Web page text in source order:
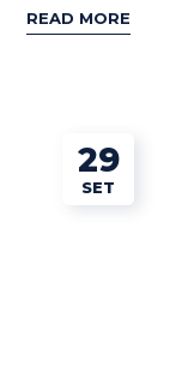
READ MORE
29
SET